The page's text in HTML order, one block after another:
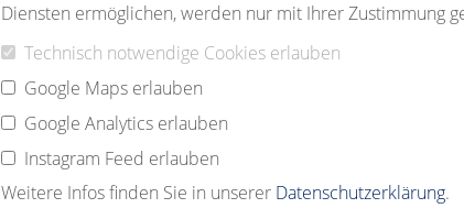
Diensten ermöglichen, werden nur mit Ihrer Zustimmung
Technisch notwendige Cookies erlauben
Google Maps erlauben
Google Analytics erlauben
Instagram Feed erlauben
Weitere Infos finden Sie in unserer Datenschutzerklärung.